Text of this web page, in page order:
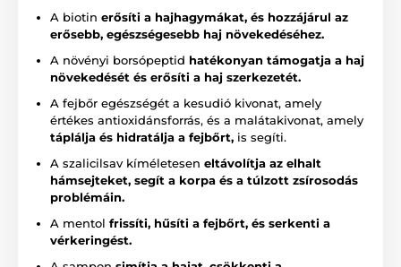
A biotin erősíti a hajhagymákat, és hozzájárul az
erősebb, egészségesebb haj növekedéséhez.
A növényi borsópeptid hatékonyan támogatja a haj
növekedését és erősíti a haj szerkezetét.
A fejbőr egészségét a kesudió kivonat, amely
értékes antioxidánsforrás, és a malátakivonat, amely
táplálja és hidratálja a fejbőrt, is segíti.
A szalicilsav kíméletesen eltávolítja az elhalt
hámsejteket, segít a korpa és a túlzott zsírosodás
problémáin.
A mentol frissíti, hűsíti a fejbőrt, és serkenti a
vérkeringést.